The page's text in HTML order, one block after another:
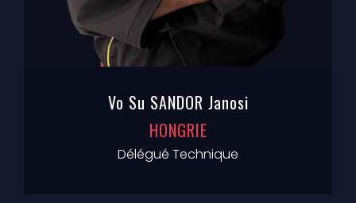
Vo Su SANDOR Janosi
HONGRIE
Délégué Technique